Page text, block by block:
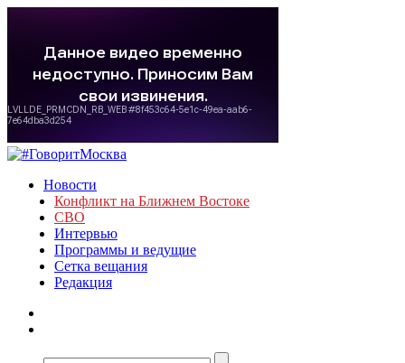
Новости
Конфликт на Ближнем Востоке
СВО
Интервью
Программы и ведущие
Сетка вещания
Редакция